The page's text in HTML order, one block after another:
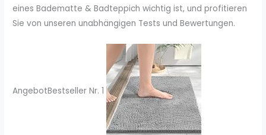
eines Badematte & Badteppich wichtig ist, und profitieren
Sie von unseren unabhängigen Tests und Bewertungen.
AngebotBestseller Nr. 1